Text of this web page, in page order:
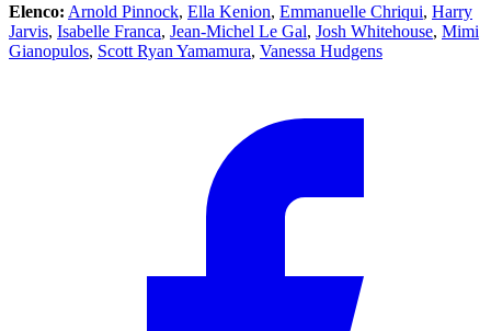
Elenco: Arnold Pinnock, Ella Kenion, Emmanuelle Chriqui, Harry
Jarvis, Isabelle Franca, Jean-Michel Le Gal, Josh Whitehouse, Mimi
Gianopulos, Scott Ryan Yamamura, Vanessa Hudgens